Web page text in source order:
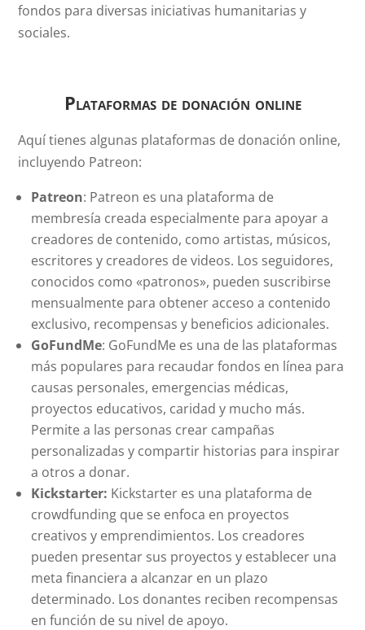
fondos para diversas iniciativas humanitarias y
sociales.
Plataformas de donación online
Aquí tienes algunas plataformas de donación online,
incluyendo Patreon:
Patreon: Patreon es una plataforma de
membresía creada especialmente para apoyar a
creadores de contenido, como artistas, músicos,
escritores y creadores de videos. Los seguidores,
conocidos como «patronos», pueden suscribirse
mensualmente para obtener acceso a contenido
exclusivo, recompensas y beneficios adicionales.
GoFundMe: GoFundMe es una de las plataformas
más populares para recaudar fondos en línea para
causas personales, emergencias médicas,
proyectos educativos, caridad y mucho más.
Permite a las personas crear campañas
personalizadas y compartir historias para inspirar
a otros a donar.
Kickstarter: Kickstarter es una plataforma de
crowdfunding que se enfoca en proyectos
creativos y emprendimientos. Los creadores
pueden presentar sus proyectos y establecer una
meta financiera a alcanzar en un plazo
determinado. Los donantes reciben recompensas
en función de su nivel de apoyo.